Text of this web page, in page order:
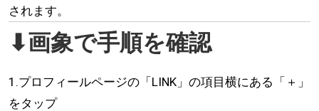
されます。
⬇︎画象で手順を確認
1.プロフィールページの「LINK」の項目横にある「＋」
をタップ